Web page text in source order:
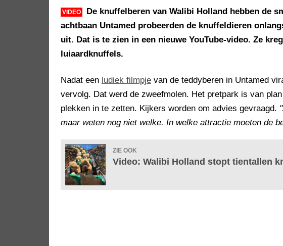
VIDEO
De knuffelberen van Walibi Holland hebben de
achtbaan Untamed probeerden de knuffeldieren
uit. Dat is te zien in een nieuwe YouTube-video. Ze
luiaardknuffels.
Nadat een ludiek filmpje van de teddyberen in Untamed
vervolg. Dat werd de zweefmolen. Het pretpark is van
plekken in te zetten. Kijkers worden om advies gevraagd.
maar weten nog niet welke. In welke attractie moeten de
ZIE OOK
Video: Walibi Holland stopt tientallen